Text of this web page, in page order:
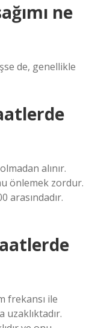
ne
de, genellikle
alınır.
önlemek zordur.
arasındadır.
frekansı ile
uzaklıktadır.